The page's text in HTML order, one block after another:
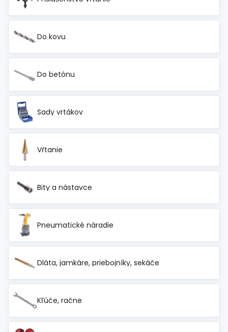
Do kovu
Do betónu
Sady vrtákov
Vŕtanie
Bity a nástavce
Pneumatické náradie
Dláta, jamkáre, priebojníky, sekáče
Kľúče, račne